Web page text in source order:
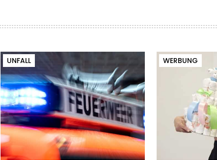
UNFALL WERBUNG